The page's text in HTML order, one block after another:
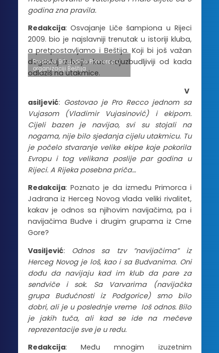
godina zna pravila.
Redakcija: Osvajanje Liče šampiona u Rijeci
2009. bio je najslavniji trenutak u istoriji kluba,
a pretpostavljamo i Beštija. Koji bi još važan
događaj izdvojio kao najuzbudljiviji od kada
odlaziš na utakmice.
Proslava 90 godina Primorca u
organizaciji Beštija
V
asiljević: Gostovao je Pro Recco jednom sa
Vujasom (Vladimir Vujasinović) i ekipom.
Cijeli bazen je navijao, svi su stojali na
nogama, nije bilo sjedanja cijelu utakmicu. Tu
je počelo stvaranje velike ekipe koje pokorila
Evropu i tog velikana poslije par godina u
Rijeci. A Rijeka posebna priča…
Redakcija: Poznato je da između Primorca i
Jadrana iz Herceg Novog vlada veliki rivalitet,
kakav je odnos sa njihovim navijačima, pa i
navijačima Budve i drugim grupama iz Crne
Gore?
Vasiljević: Odnos sa tzv ”navijačima” iz
Herceg Novog je loš, kao i sa Budvanima. Oni
dođu da navijaju kad im klub da pare za
sendviče i sok. Sa Varvarima (navijačka
grupa Budućnosti iz Podgorice) smo bilo
dobri, ali je u poslednje vreme loš odnos. Bilo
je jakih tuča, ali kad se ide na mečeve
reprezentacije sve je u redu.
Redakcija: Među mnogim izuzetnim